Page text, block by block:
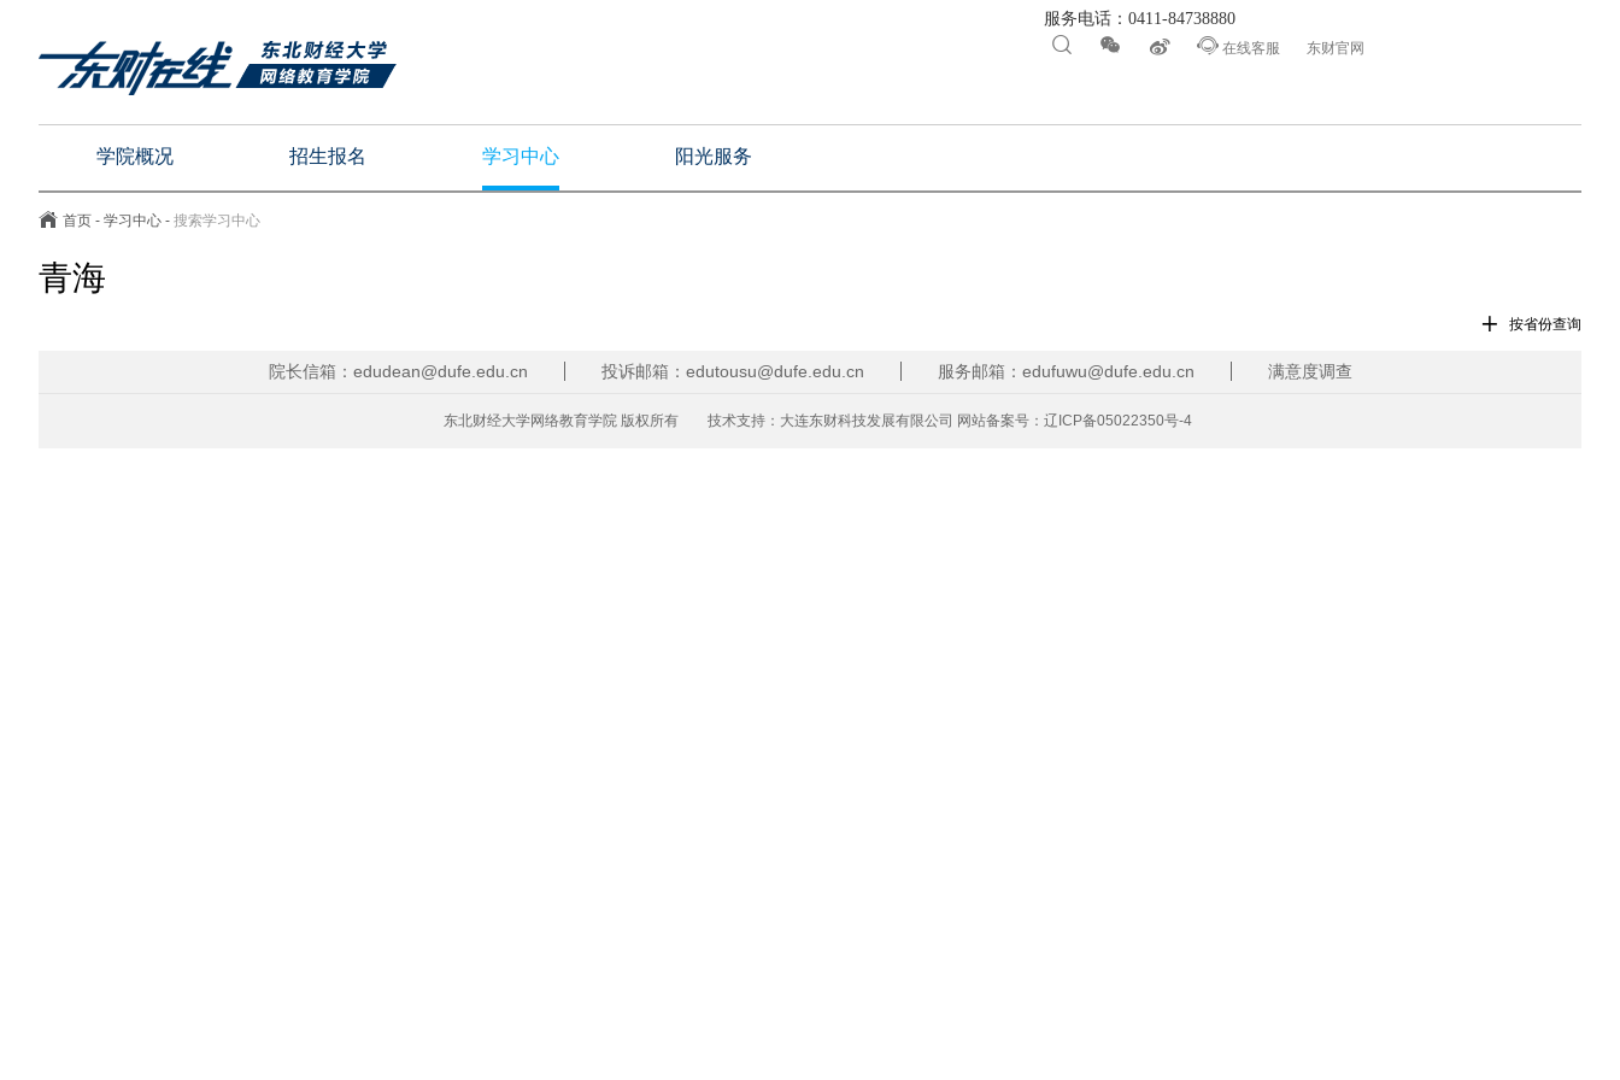
   在线客服 东财官网
服务电话：0411-84738880
学院概况 招生报名 学习中心 阳光服务
首页 - 学习中心 - 搜索学习中心
青海
 按省份查询
院长信箱：edudean@dufe.edu.cn 投诉邮箱：edutousu@dufe.edu.cn 服务邮箱：edufuwu@dufe.edu.cn 满意度调查
东北财经大学网络教育学院 版权所有 技术支持： 大连东财科技发展有限公司 网站备案号： 辽ICP备05022350号-4